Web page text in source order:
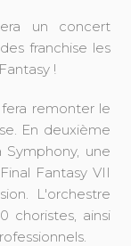
un concert
franchise les
!
remonter le
En deuxième
une
Fantasy VII
L'orchestre
choristes, ainsi